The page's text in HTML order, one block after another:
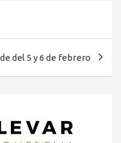
del 5 y 6 de febrero